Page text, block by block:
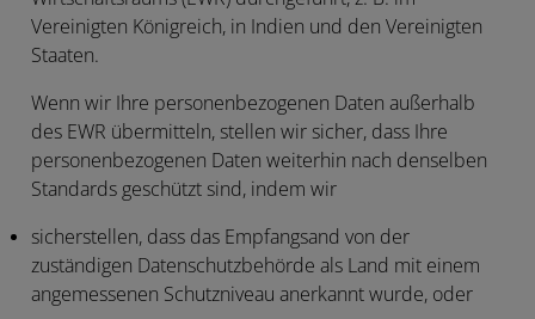
Vereinigten Königreich, in Indien und den Vereinigten
Staaten.
Wenn wir Ihre personenbezogenen Daten außerhalb
des EWR übermitteln, stellen wir sicher, dass Ihre
personenbezogenen Daten weiterhin nach denselben
Standards geschützt sind, indem wir
sicherstellen, dass das Empfangsand von der
zuständigen Datenschutzbehörde als Land mit einem
angemessenen Schutzniveau anerkannt wurde, oder